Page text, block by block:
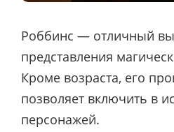
Роббинс — отличный
представления
Кроме возраста, его
позволяет включить в
персонажей.